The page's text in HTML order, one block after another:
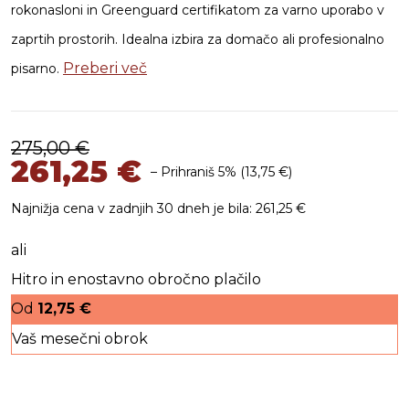
rokonasloni in Greenguard certifikatom za varno uporabo v
zaprtih prostorih. Idealna izbira za domačo ali profesionalno
pisarno. Preberi več
275,00€
261,25 € – Prihraniš 5% (13,75 €)
Najnižja cena v zadnjih 30 dneh je bila: 261,25 €
ali
Hitro in enostavno obročno plačilo
Od 12,75 €
Vaš mesečni obrok